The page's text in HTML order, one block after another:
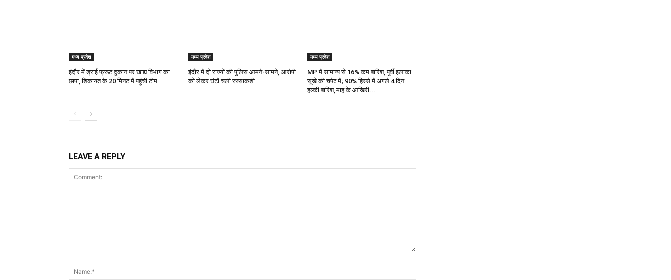
मध्य प्रदेश
इंदौर में ड्राई फ्रूट दुकान पर खाद्य विभाग का
छापा, शिकायत के 20 मिनट में पहुंची टीम
मध्य प्रदेश
इंदौर में दो राज्यों की पुलिस आमने-सामने, आरोपी
को लेकर घंटों चली रस्साकशी
मध्य प्रदेश
MP में सामान्य से 16% कम बारिश, पूर्वी इलाका
सूखे की चपेट में; 90% हिस्से में अगले 4 दिन
हल्की बारिश, माह के आखिरी...
LEAVE A REPLY